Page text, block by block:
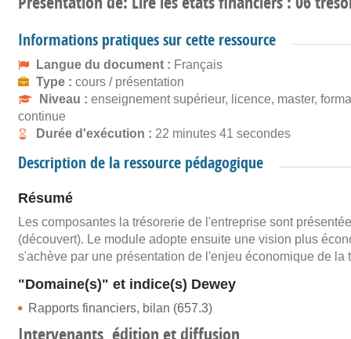
Informations pratiques sur cette ressource
Langue du document : Français
Type : cours / présentation
Niveau : enseignement supérieur, licence, master,
continue
Durée d'exécution : 22 minutes 41 secondes
Description de la ressource pédagogique
Résumé
Les composantes la trésorerie de l'entreprise sont
(découvert). Le module adopte ensuite une vision plus
s'achève par une présentation de l'enjeu économique de
"Domaine(s)" et indice(s) Dewey
Rapports financiers, bilan (657.3)
Intervenants, édition et diffusion